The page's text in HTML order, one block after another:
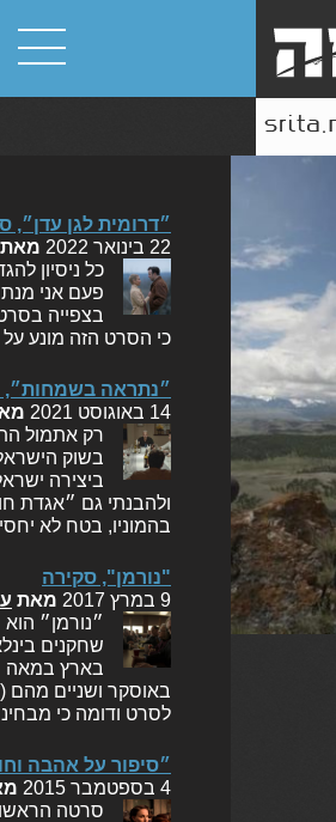
״דרומית לגן עדן״,
22 בינואר 2022
כל ניסיון
פעם אני
כי הסרט הזה מונע
״נתראה בשמחות״,
14 באוגוסט 2021
רק אתמול
בשוק
ביצירה
ולהבנתי גם ״אגדת
בהמוניו, בטח לא
"נורמן", סקירה
9 במרץ 2017
מאת
״נורמן״
שחקנים
באוסקר ושניים מהם
לסרט ודומה כי
״סיפור על אהבה
4 בספטמבר 2015